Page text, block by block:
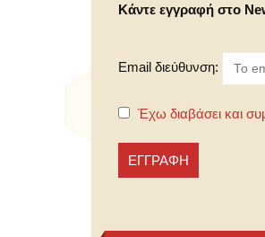
Κάντε εγγραφή στο
Email διεύθυνση:
Έχω διαβάσει και